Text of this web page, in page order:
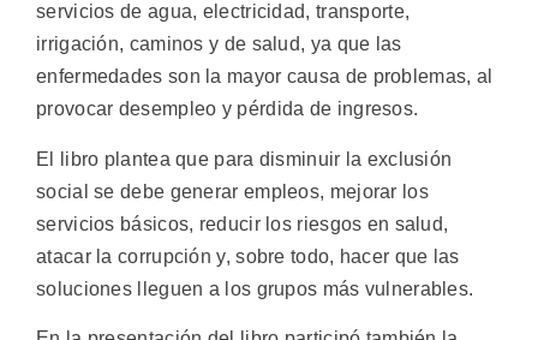
servicios de agua, electricidad, transporte,
irrigación, caminos y de salud, ya que las
enfermedades son la mayor causa de problemas, al
provocar desempleo y pérdida de ingresos.
El libro plantea que para disminuir la exclusión
social se debe generar empleos, mejorar los
servicios básicos, reducir los riesgos en salud,
atacar la corrupción y, sobre todo, hacer que las
soluciones lleguen a los grupos más vulnerables.